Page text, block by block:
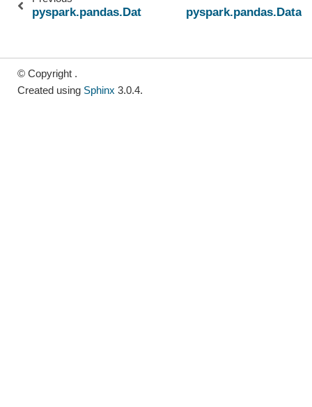
pyspark.pandas.DataFrame.cumprod
© Copyright .
Created using Sphinx 3.0.4.